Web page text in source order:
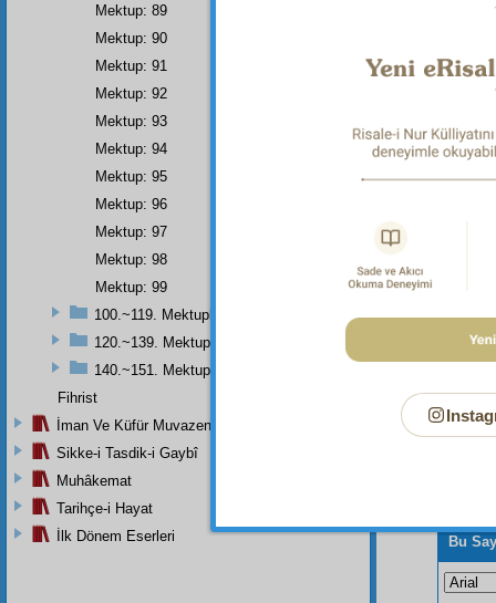
Bu
Mektup: 89
Mektup: 90
Mektup: 91
Mektup: 92
Mektup: 93
Mektup: 94
Mektup: 95
Mektup: 96
Mektup: 97
Mektup: 98
Mektup: 99
100.~119. Mektuplar
120.~139. Mektuplar
140.~151. Mektuplar
Fihrist
İman Ve Küfür Muvazeneleri
Sikke-i Tasdik-i Gaybî
Muhâkemat
Tarihçe-i Hayat
İlk Dönem Eserleri